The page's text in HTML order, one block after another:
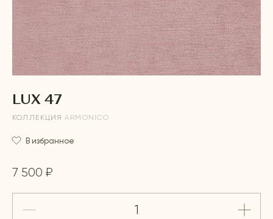
LUX 47
КОЛЛЕКЦИЯ ARMONICO
В избранное
7 500 ₽